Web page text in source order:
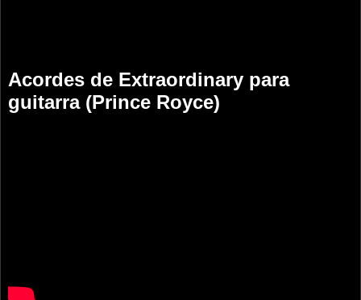
Acordes de Extraordinary para
guitarra (Prince Royce)